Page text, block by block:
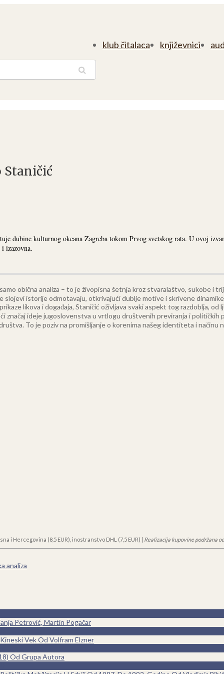
klub čitalaca književnici
Staničić
dubine kulturnog okeana Zagreba tokom Prvog svetskog rata. U ovoj
izazovna.
obična analiza – to je živopisna šetnja kroz stvaralaštvo, sukobe i
slojevi istorije odmotavaju, otkrivajući dublje motive i skrivene
likova i događaja, Staničić oživljava svaki aspekt tog razdoblja,
značaj ideje jugoslovenstva u vrtlogu društvenih previranja i političkih
To je poziv na promišljanje o korenima našeg identiteta i načinu
i Hercegovina (8,5 EUR), inostranstvo DHL (7,5 EUR) | Realizacija kupovine podržana
analiza
Petrović, Martin Pogačar
Kineski Vek Od Volfram Elzner
Od Grupa Autora